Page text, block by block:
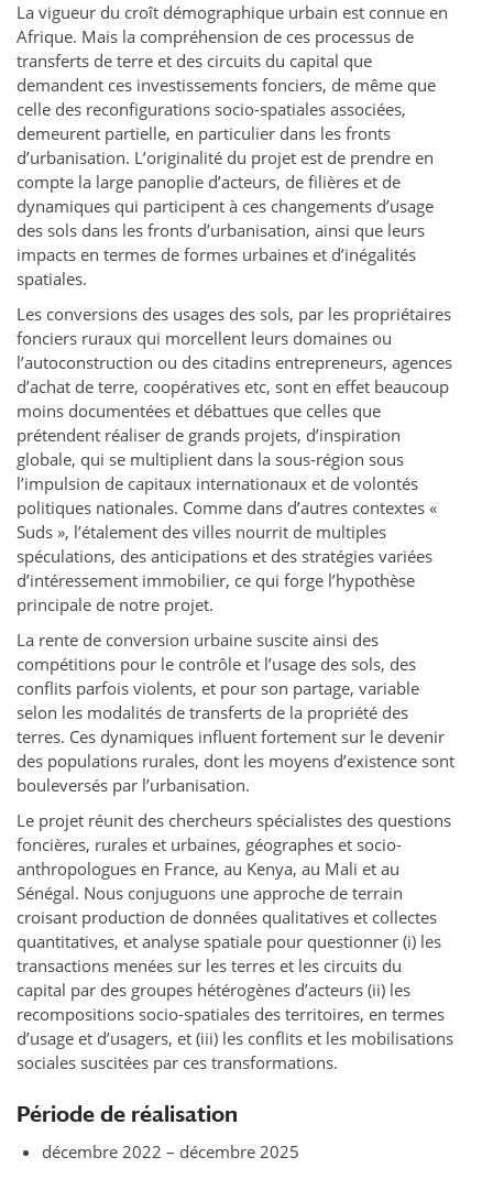
La vigueur du croît démographique urbain est connue en
Afrique. Mais la compréhension de ces processus de
transferts de terre et des circuits du capital que
demandent ces investissements fonciers, de même que
celle des reconfigurations socio-spatiales associées,
demeurent partielle, en particulier dans les fronts
d’urbanisation. L’originalité du projet est de prendre en
compte la large panoplie d’acteurs, de filières et de
dynamiques qui participent à ces changements d’usage
des sols dans les fronts d’urbanisation, ainsi que leurs
impacts en termes de formes urbaines et d’inégalités
spatiales.
Les conversions des usages des sols, par les propriétaires
fonciers ruraux qui morcellent leurs domaines ou
l’autoconstruction ou des citadins entrepreneurs, agences
d’achat de terre, coopératives etc, sont en effet beaucoup
moins documentées et débattues que celles que
prétendent réaliser de grands projets, d’inspiration
globale, qui se multiplient dans la sous-région sous
l’impulsion de capitaux internationaux et de volontés
politiques nationales. Comme dans d’autres contextes «
Suds », l’étalement des villes nourrit de multiples
spéculations, des anticipations et des stratégies variées
d’intéressement immobilier, ce qui forge l’hypothèse
principale de notre projet.
La rente de conversion urbaine suscite ainsi des
compétitions pour le contrôle et l’usage des sols, des
conflits parfois violents, et pour son partage, variable
selon les modalités de transferts de la propriété des
terres. Ces dynamiques influent fortement sur le devenir
des populations rurales, dont les moyens d’existence sont
bouleversés par l’urbanisation.
Le projet réunit des chercheurs spécialistes des questions
foncières, rurales et urbaines, géographes et socio-
anthropologues en France, au Kenya, au Mali et au
Sénégal. Nous conjuguons une approche de terrain
croisant production de données qualitatives et collectes
quantitatives, et analyse spatiale pour questionner (i) les
transactions menées sur les terres et les circuits du
capital par des groupes hétérogènes d’acteurs (ii) les
recompositions socio-spatiales des territoires, en termes
d’usage et d’usagers, et (iii) les conflits et les mobilisations
sociales suscitées par ces transformations.
Période de réalisation
décembre 2022 – décembre 2025